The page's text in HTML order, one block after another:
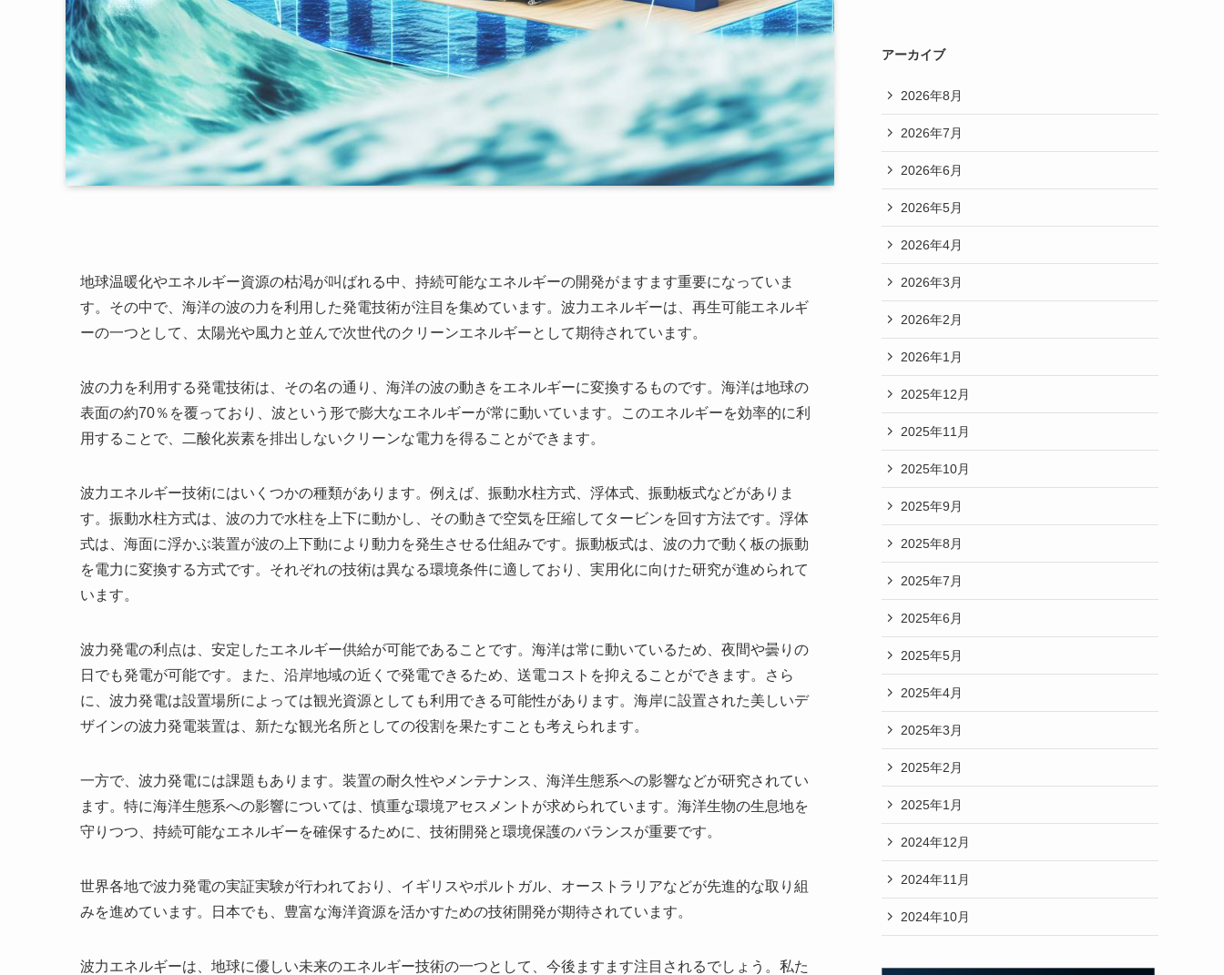
地球温暖化やエネルギー資源の枯渇が叫ばれる中、持続可能なエネルギーの開発がますます重要になっていま
す。その中で、海洋の波の力を利用した発電技術が注目を集めています。波力エネルギーは、再生可能エネルギ
ーの一つとして、太陽光や風力と並んで次世代のクリーンエネルギーとして期待されています。
波の力を利用する発電技術は、その名の通り、海洋の波の動きをエネルギーに変換するものです。海洋は地球の
表面の約70％を覆っており、波という形で膨大なエネルギーが常に動いています。このエネルギーを効率的に利
用することで、二酸化炭素を排出しないクリーンな電力を得ることができます。
波力エネルギー技術にはいくつかの種類があります。例えば、振動水柱方式、浮体式、振動板式などがありま
す。振動水柱方式は、波の力で水柱を上下に動かし、その動きで空気を圧縮してタービンを回す方法です。浮体
式は、海面に浮かぶ装置が波の上下動により動力を発生させる仕組みです。振動板式は、波の力で動く板の振動
を電力に変換する方式です。それぞれの技術は異なる環境条件に適しており、実用化に向けた研究が進められて
います。
波力発電の利点は、安定したエネルギー供給が可能であることです。海洋は常に動いているため、夜間や曇りの
日でも発電が可能です。また、沿岸地域の近くで発電できるため、送電コストを抑えることができます。さら
に、波力発電は設置場所によっては観光資源としても利用できる可能性があります。海岸に設置された美しいデ
ザインの波力発電装置は、新たな観光名所としての役割を果たすことも考えられます。
一方で、波力発電には課題もあります。装置の耐久性やメンテナンス、海洋生態系への影響などが研究されてい
ます。特に海洋生態系への影響については、慎重な環境アセスメントが求められています。海洋生物の生息地を
守りつつ、持続可能なエネルギーを確保するために、技術開発と環境保護のバランスが重要です。
世界各地で波力発電の実証実験が行われており、イギリスやポルトガル、オーストラリアなどが先進的な取り組
みを進めています。日本でも、豊富な海洋資源を活かすための技術開発が期待されています。
波力エネルギーは、地球に優しい未来のエネルギー技術の一つとして、今後ますます注目されるでしょう。私た
アーカイブ
2026年8月
2026年7月
2026年6月
2026年5月
2026年4月
2026年3月
2026年2月
2026年1月
2025年12月
2025年11月
2025年10月
2025年9月
2025年8月
2025年7月
2025年6月
2025年5月
2025年4月
2025年3月
2025年2月
2025年1月
2024年12月
2024年11月
2024年10月